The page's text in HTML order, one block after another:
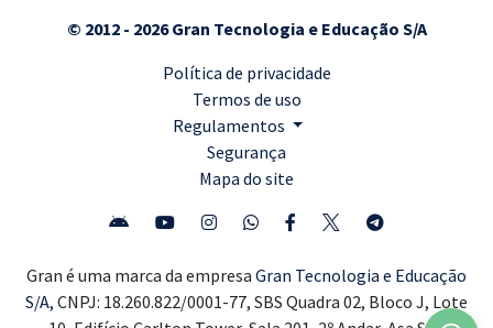
© 2012 - 2026 Gran Tecnologia e Educação S/A
Política de privacidade
Termos de uso
Regulamentos
Segurança
Mapa do site
Gran é uma marca da empresa Gran Tecnologia e Educação
S/A, CNPJ: 18.260.822/0001-77, SBS Quadra 02, Bloco J, Lote